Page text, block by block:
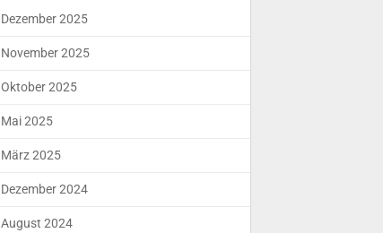
Dezember 2025
November 2025
Oktober 2025
Mai 2025
März 2025
Dezember 2024
August 2024